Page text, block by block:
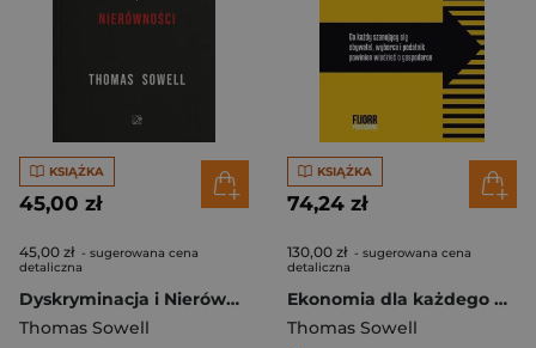
KSIĄŻKA
45,00 zł
45,00 zł - sugerowana cena
detaliczna
Dyskryminacja i Nierówności. Jak przywileje niszczą społeczeństwo?
Thomas Sowell
KSIĄŻKA
74,24 zł
130,00 zł - sugerowana cena
detaliczna
Ekonomia dla każdego Co każdy szanujący się obywatel, wyborca i podatnik powinien wiedzieć o gospodarce
Thomas Sowell